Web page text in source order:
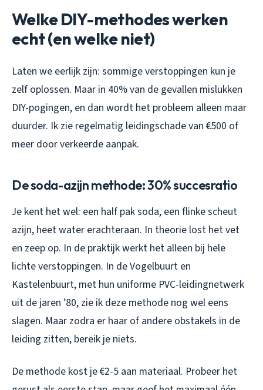
Welke DIY-methodes werken
echt (en welke niet)
Laten we eerlijk zijn: sommige verstoppingen kun je
zelf oplossen. Maar in 40% van de gevallen mislukken
DIY-pogingen, en dan wordt het probleem alleen maar
duurder. Ik zie regelmatig leidingschade van €500 of
meer door verkeerde aanpak.
De soda-azijn methode: 30% succesratio
Je kent het wel: een half pak soda, een flinke scheut
azijn, heet water erachteraan. In theorie lost het vet
en zeep op. In de praktijk werkt het alleen bij hele
lichte verstoppingen. In de Vogelbuurt en
Kastelenbuurt, met hun uniforme PVC-leidingnetwerk
uit de jaren ’80, zie ik deze methode nog wel eens
slagen. Maar zodra er haar of andere obstakels in de
leiding zitten, bereik je niets.
De methode kost je €2-5 aan materiaal. Probeer het